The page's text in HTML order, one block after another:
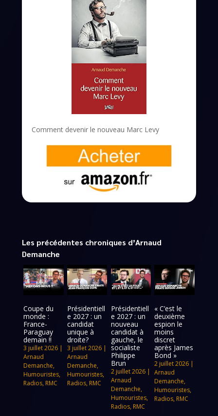
Comment devenir le nouveau Marc Levy
Les précédentes chroniques d’Arnaud
Demanche
Coupe du
monde :
France-
Paraguay
demain !!
3 juillet 2026 |
Arnaud
Demanche,
Humouristes,
Radios, RMC
Présidentiell
e 2027 : un
candidat
unique à
droite?
3 juillet 2026|
Arnaud
Demanche,
Humouristes,
Radios, RMC
Présidentiell
e 2027 : un
nouveau
candidat à
gauche, le
socialiste
Philippe
Brun
2 juillet 2026|
Arnaud
Demanche,
Humouristes,
Radios, RMC
« C’est le
deuxième
espion le
moins
discret
après James
Bond »
2 juillet 2026 |
Arnaud
Demanche,
Humouristes,
Radios, RMC